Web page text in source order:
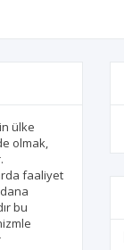
ülke
olmak,
faaliyet
bu